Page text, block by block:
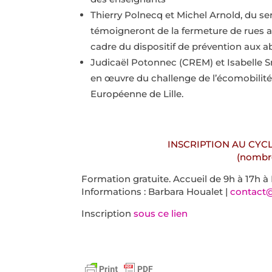
Thierry Polnecq et Michel Arnold, du
témoigneront de la fermeture de rues
cadre du dispositif de prévention aux
Judicaël Potonnec (CREM) et Isabelle
en œuvre du challenge de
Européenne de Lille.
INSCRIPTION AU
Formation gratuite. Accueil de 9h à 17h
Informations : Barbara Houalet |
Inscriptionsous ce lien